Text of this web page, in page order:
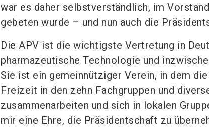
war es daher selbstverständlich, im
gebeten wurde – und nun auch die
Die APV ist die wichtigste Vertretung in
pharmazeutische Technologie und
Sie ist ein gemeinnütziger Verein, in dem
Freizeit in den zehn Fachgruppen und
zusammenarbeiten und sich in lokalen
mir eine Ehre, die Präsidentschaft zu